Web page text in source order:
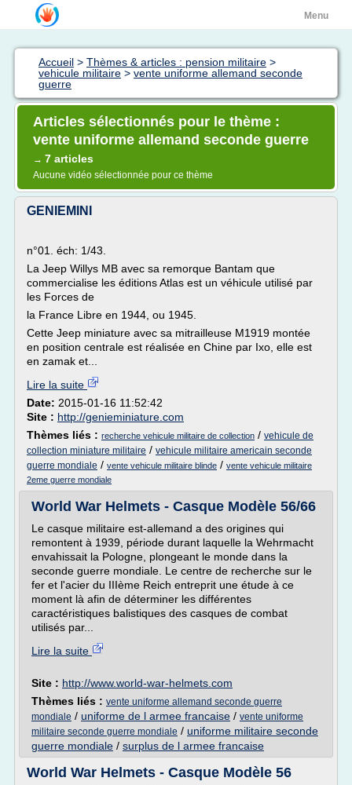
Menu
Accueil > Thèmes & articles : pension militaire >
vehicule militaire > vente uniforme allemand seconde
guerre
Articles sélectionnés pour le thème :
vente uniforme allemand seconde guerre
→ 7 articles
Aucune vidéo sélectionnée pour ce thème
GENIEMINI
n°01. éch: 1/43.
La Jeep Willys MB avec sa remorque Bantam que
commercialise les éditions Atlas est un véhicule utilisé par
les Forces de
la France Libre en 1944, ou 1945.
Cette Jeep miniature avec sa mitrailleuse M1919 montée
en position centrale est réalisée en Chine par Ixo, elle est
en zamak et...
Lire la suite
Date: 2015-01-16 11:52:42
Site : http://genieminiature.com
Thèmes liés : recherche vehicule militaire de collection / vehicule de
collection miniature militaire / vehicule militaire americain seconde
guerre mondiale / vente vehicule militaire blinde / vente vehicule militaire
2eme guerre mondiale
World War Helmets - Casque Modèle 56/66
Le casque militaire est-allemand a des origines qui
remontent à 1939, période durant laquelle la Wehrmacht
envahissait la Pologne, plongeant le monde dans la
seconde guerre mondiale. Le centre de recherche sur le
fer et l'acier du IIIème Reich entreprit une étude à ce
moment là afin de déterminer les différentes
caractéristiques balistiques des casques de combat
utilisés par...
Lire la suite
Site : http://www.world-war-helmets.com
Thèmes liés : vente uniforme allemand seconde guerre
mondiale / uniforme de l armee francaise / vente uniforme
militaire seconde guerre mondiale / uniforme militaire seconde
guerre mondiale / surplus de l armee francaise
World War Helmets - Casque Modèle 56